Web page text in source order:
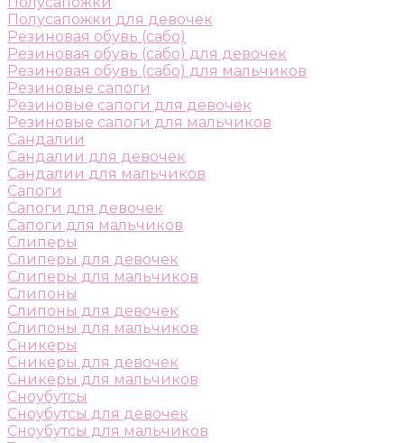
Полусапожки для девочек
Резиновая обувь (сабо)
Резиновая обувь (сабо) для девочек
Резиновая обувь (сабо) для мальчиков
Резиновые сапоги
Резиновые сапоги для девочек
Резиновые сапоги для мальчиков
Сандалии
Сандалии для девочек
Сандалии для мальчиков
Сапоги
Сапоги для девочек
Сапоги для мальчиков
Слиперы
Слиперы для девочек
Слиперы для мальчиков
Слипоны
Слипоны для девочек
Слипоны для мальчиков
Сникеры
Сникеры для девочек
Сникеры для мальчиков
Сноубутсы
Сноубутсы для девочек
Сноубутсы для мальчиков